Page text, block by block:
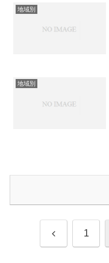
地域別
地域別
前 1